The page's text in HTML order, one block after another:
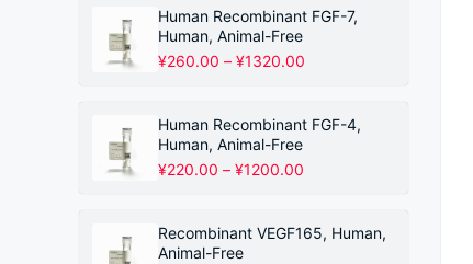
围：
¥220.00
¥1200.00
Human Recombinant FGF-7,
Human, Animal-Free
¥260.00 – ¥1320.00
围：
¥260.00
Human Recombinant FGF-4,
Human, Animal-Free
¥220.00 – ¥1200.00
围：
¥220.00
Recombinant VEGF165, Human,
Animal-Free